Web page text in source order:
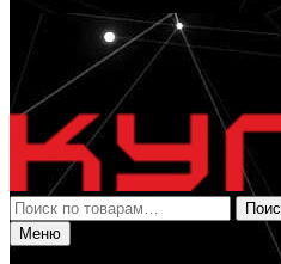
Искать:
Меню